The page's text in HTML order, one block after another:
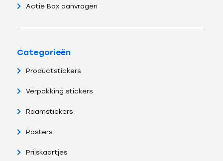
Actie Box aanvragen
Categorieën
Productstickers
Verpakking stickers
Raamstickers
Posters
Prijskaartjes